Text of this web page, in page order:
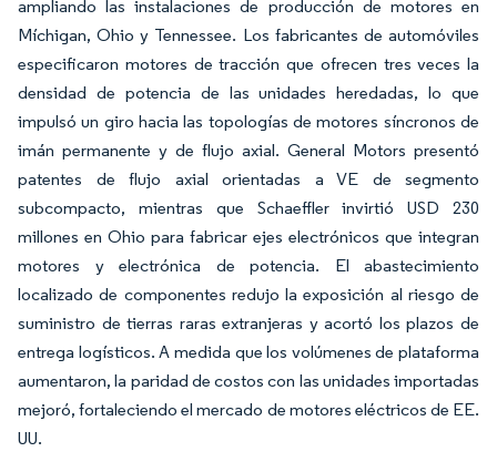
ampliando las instalaciones de producción de motores en
Míchigan, Ohio y Tennessee. Los fabricantes de automóviles
especificaron motores de tracción que ofrecen tres veces la
densidad de potencia de las unidades heredadas, lo que
impulsó un giro hacia las topologías de motores síncronos de
imán permanente y de flujo axial. General Motors presentó
patentes de flujo axial orientadas a VE de segmento
subcompacto, mientras que Schaeffler invirtió USD 230
millones en Ohio para fabricar ejes electrónicos que integran
motores y electrónica de potencia. El abastecimiento
localizado de componentes redujo la exposición al riesgo de
suministro de tierras raras extranjeras y acortó los plazos de
entrega logísticos. A medida que los volúmenes de plataforma
aumentaron, la paridad de costos con las unidades importadas
mejoró, fortaleciendo el mercado de motores eléctricos de EE.
UU.